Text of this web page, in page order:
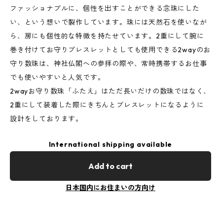
ファッショナブルに、個性を出すことができる念珠にした
い、という想いで製作しています。珠には天然石を使いなが
ら、房にも個性的な特徴を持たせています。2重にして腕に
巻き付けてお守りブレスレットとしても使用できる2wayのお
守り数珠は、神社仏閣への参拝の際や、常時携帯するお仕事
でも使いやすいと人気です。
2wayお守り数珠「ふたえ」はただ長いだけの数珠ではなく、
2重にして装着した際にきちんとブレスレットになるように
設計をしております。
International shipping available
Add to cart
日本国内にお住まいの方向け